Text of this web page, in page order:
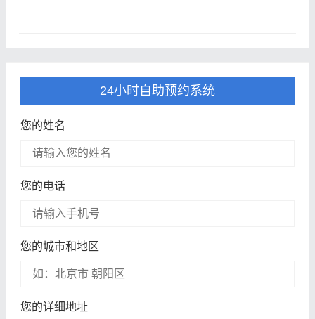
24小时自助预约系统
您的姓名
您的电话
您的城市和地区
您的详细地址